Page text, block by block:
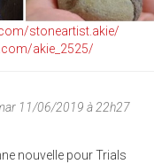
stoneartist.akie/
akie_2525/
11/06/2019 à 22h27
nouvelle pour Trials